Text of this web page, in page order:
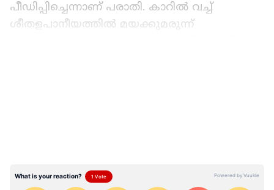
പീഡിപ്പിച്ചെന്നാണ് പരാതി. കാറിൽ വച്ച്
ശീതളപാനീയത്തിൽ മയക്കുമരുന്ന്
നൽകി. പിന്നാലെ എഫ്ഐആർ രജിസ്റ്റർ